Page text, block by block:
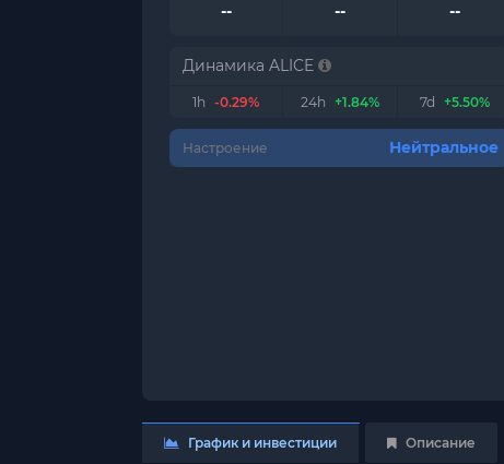
--
--
--
Динамика ALICE
1h -0.29% 24h +1.84% 7d +5.50%
Настроение Нейтральное
График и инвестиции Описание